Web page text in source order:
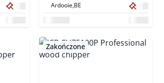
Ardooie, BE
Zakończone